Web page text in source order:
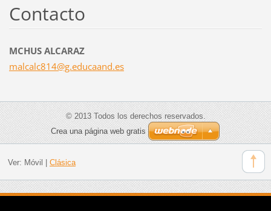
Contacto
MCHUS ALCARAZ
malcalc814@g.educaand.es
© 2013 Todos los derechos reservados.
Crea una página web gratis
Ver: Móvil Clásica